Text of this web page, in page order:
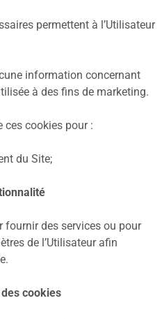
permettent à l’Utilisateur
information concernant
à des fins de marketing.
cookies pour :
du Site;
fournir des services ou pour
de l’Utilisateur afin
cookies